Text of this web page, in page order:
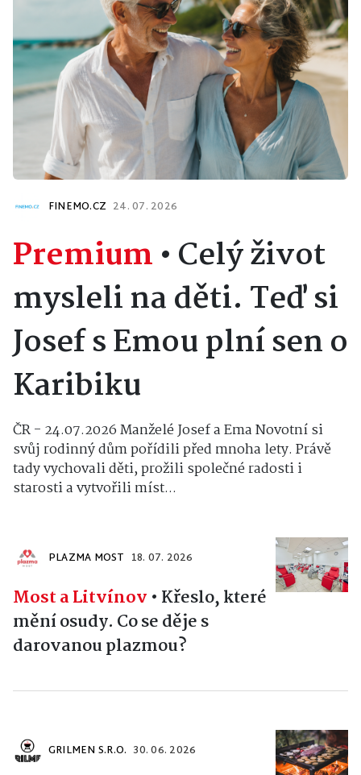
FINEMO.CZ 24. 07. 2026
Premium•Celý život
mysleli na děti. Teď si
Josef s Emou plní sen o
Karibiku
ČR - 24.07.2026 Manželé Josef a Ema Novotní si
svůj rodinný dům pořídili před mnoha lety. Právě
tady vychovali děti, prožili společné radosti i
starosti a vytvořili míst...
PLAZMA MOST 18. 07. 2026
Most a Litvínov • Křeslo, které
mění osudy. Co se děje s
darovanou plazmou?
GRILMEN S.R.O. 30. 06. 2026